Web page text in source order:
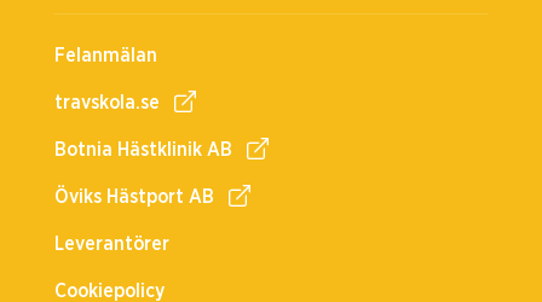
Felanmälan
travskola.se
Botnia Hästklinik AB
Öviks Hästport AB
Leverantörer
Cookiepolicy